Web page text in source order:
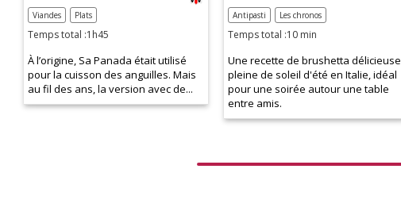
Temps total :1h45
Viandes Plats
À l’origine, Sa Panada était utilisé
pour la cuisson des anguilles. Mais
au fil des ans, la version avec de...
Temps total :10 min
Antipasti Les chronos
Une recette de brushetta délicieuse
pleine de soleil d'été en Italie, idéal
pour une soirée autour une table
entre amis.